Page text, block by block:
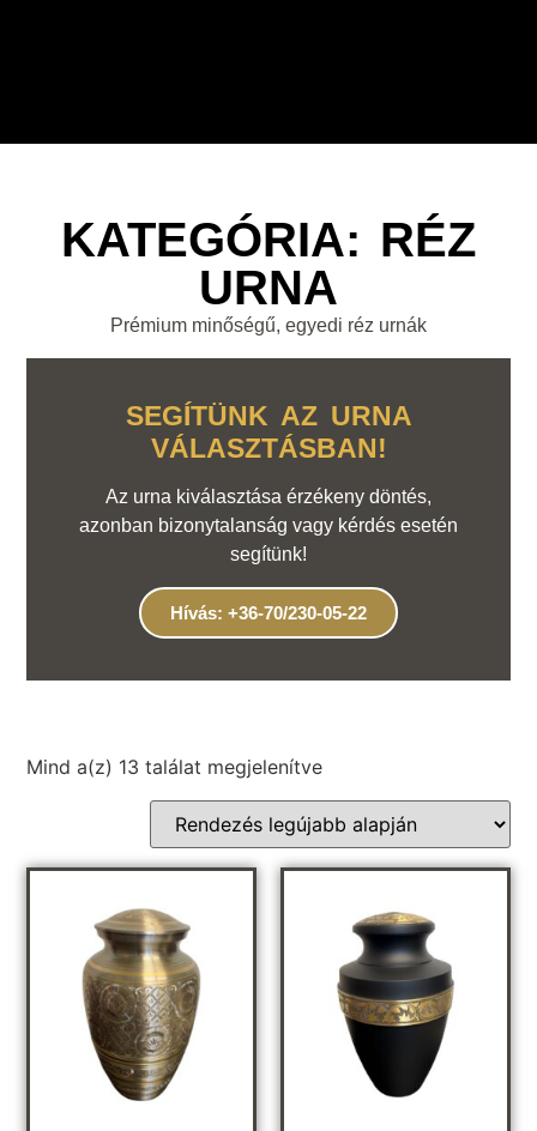
KATEGÓRIA: RÉZ
URNA
Prémium minőségű, egyedi réz urnák
SEGÍTÜNK AZ URNA
VÁLASZTÁSBAN!
Az urna kiválasztása érzékeny döntés,
azonban bizonytalanság vagy kérdés esetén
segítünk!
Hívás: +36-70/230-05-22
Mind a(z) 13 találat megjelenítve